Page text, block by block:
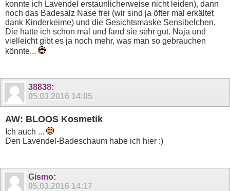
konnte ich Lavendel erstaunlicherweise nicht leiden), dann
noch das Badesalz Nase frei (wir sind ja öfter mal erkältet
dank Kinderkeime) und die Gesichtsmaske Sensibelchen.
Die hatte ich schon mal und fand sie sehr gut. Naja und
vielleicht gibt es ja noch mehr, was man so gebrauchen
könnte...
38838:
05.03.2016 14:05
AW: BLOOS Kosmetik
Ich auch ...
Den Lavendel-Badeschaum habe ich hier :)
Gismo:
05.03.2016 14:17